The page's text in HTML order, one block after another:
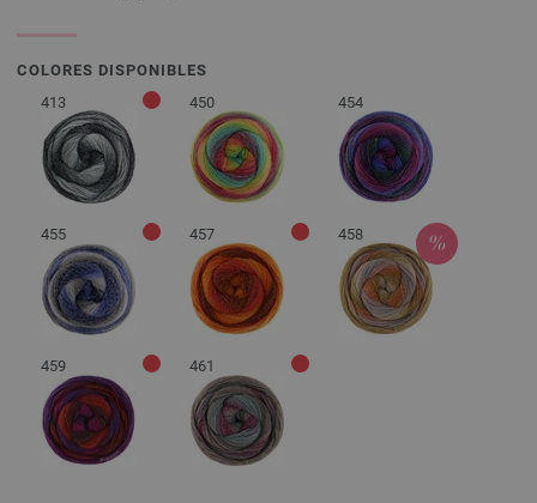
COLORES DISPONIBLES
413
450 454
455 457 458
459 461